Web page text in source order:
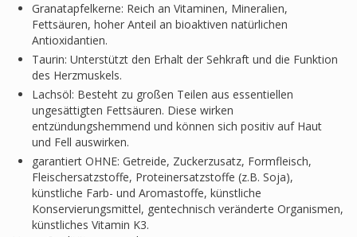
Granatapfelkerne: Reich an Vitaminen, Mineralien,
Fettsäuren, hoher Anteil an bioaktiven natürlichen
Antioxidantien.
Taurin: Unterstützt den Erhalt der Sehkraft und die Funktion
des Herzmuskels.
Lachsöl: Besteht zu großen Teilen aus essentiellen
ungesättigten Fettsäuren. Diese wirken
entzündungshemmend und können sich positiv auf Haut
und Fell auswirken.
garantiert OHNE: Getreide, Zuckerzusatz, Formfleisch,
Fleischersatzstoffe, Proteinersatzstoffe (z.B. Soja),
künstliche Farb- und Aromastoffe, künstliche
Konservierungsmittel, gentechnisch veränderte Organismen,
künstliches Vitamin K3.